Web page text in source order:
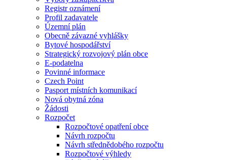
Registr oznámení
Profil zadavatele
Územní plán
Obecně závazné vyhlášky
Bytové hospodářství
Strategický rozvojový plán obce
E-podatelna
Povinné informace
Czech Point
Pasport místních komunikací
Nová obytná zóna
Žádosti
Rozpočet
Rozpočtové opatření obce
Návrh rozpočtu
Návrh střednědobého rozpočtu
Rozpočtové výhledy